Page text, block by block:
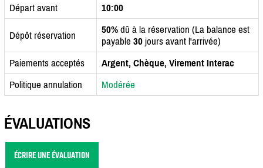
Départ avant
10:00
Dépôt réservation 50% dû à la réservation (La balance est
payable 30 jours avant l'arrivée)
Paiements acceptés
Argent, Chèque, Virement Interac
Politique annulation
Modérée
ÉVALUATIONS
ÉCRIRE UNE ÉVALUATION